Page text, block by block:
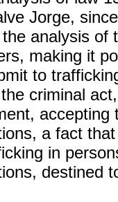
Jorge,
analysis
making it
to
criminal
a fact
in
destined